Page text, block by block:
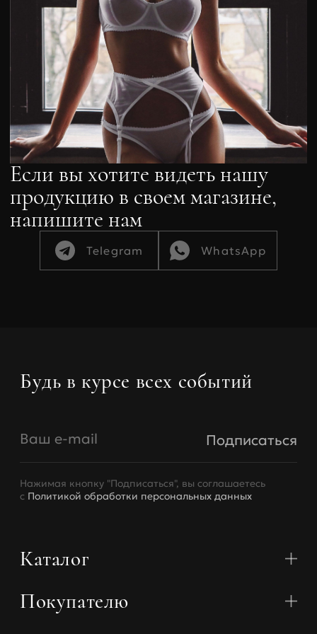
Если вы хотите видеть нашу
продукцию в своем магазине,
напишите нам
Telegram WhatsApp
Каталог
Коллекции
Бюстгальтеры
Покупателю
Будь в курсе всех событий
Ваш e-mail Подписаться
Нажимая кнопку "Подписаться", вы соглашаетесь
с Политикой обработки персональных данных